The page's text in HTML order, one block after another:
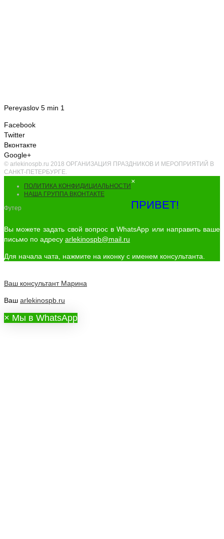
Pereyaslov 5 min 1
Facebook
Twitter
Вконтакте
Google+
© arlekinospb.ru 2018 ОРГАНИЗАЦИЯ ПРАЗДНИКОВ И МЕРОПРИЯТИЙ В
САНКТ-ПЕТЕРБУРГЕ.
ПОЛИТИКА КОНФИДИЦИАЛЬНОСТИ
НАША ГРУППА ВКОНТАКТЕ
Футер
×
ПРИВЕТ!
Вы можете задать свой вопрос в WhatsApp или направить ваше
письмо по адресу arlekinospb@mail.ru
Для начала чата, нажмите на иконку с именем консультанта.
Ваш консультант Марина
Ваш arlekinospb.ru
× Мы в WhatsApp